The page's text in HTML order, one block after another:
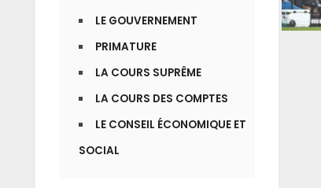
LE GOUVERNEMENT
PRIMATURE
LA COURS SUPRÊME
LA COURS DES COMPTES
LE CONSEIL ÉCONOMIQUE ET
SOCIAL